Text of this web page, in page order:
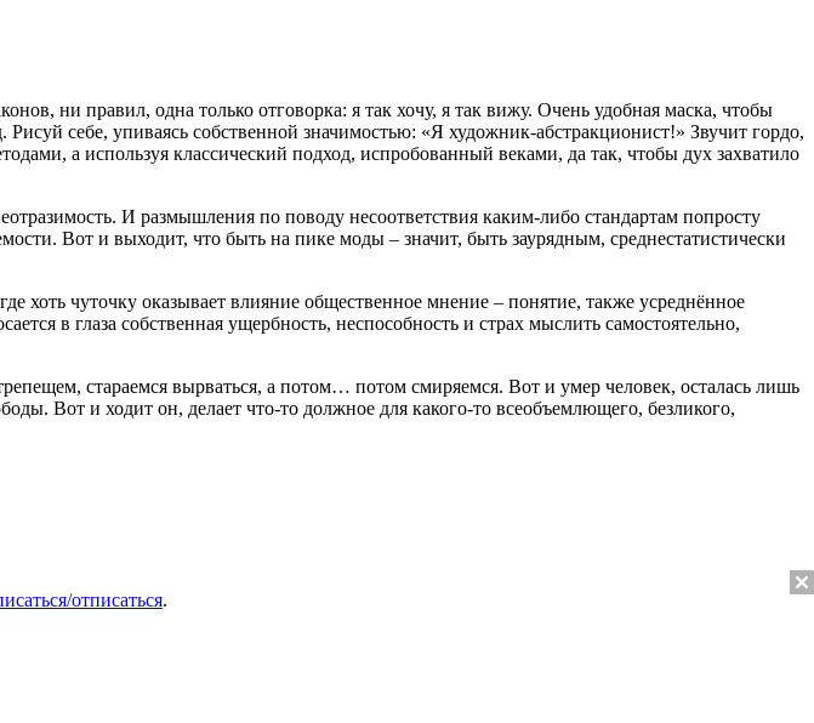
ни правил, одна только отговорка: я так хочу, я так вижу. Очень удобная маска, чтобы
себе, упиваясь собственной значимостью: «Я художник-абстракционист!» Звучит гордо,
а используя классический подход, испробованный веками, да так, чтобы дух захватило
И размышления по поводу несоответствия каким-либо стандартам попросту
Вот и выходит, что быть на пике моды – значит, быть заурядным, среднестатистически
чуточку оказывает влияние общественное мнение – понятие, также усреднённое
в глаза собственная ущербность, неспособность и страх мыслить самостоятельно,
стараемся вырваться, а потом… потом смиряемся. Вот и умер человек, осталась лишь
Вот и ходит он, делает что-то должное для какого-то всеобъемлющего, безликого,
отписаться.